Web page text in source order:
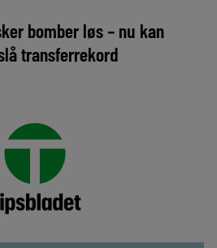
bomber løs – nu kan
transferrekord